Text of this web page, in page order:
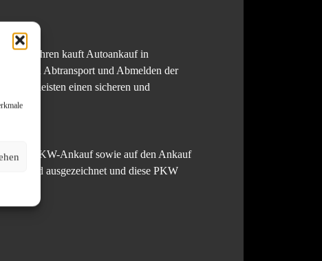
15 Jahren kauft Autoankauf in
Abtransport und Abmelden der
– und leisten einen sicheren und
und LKW-Ankauf sowie auf den Ankauf
sind ausgezeichnet und diese PKW